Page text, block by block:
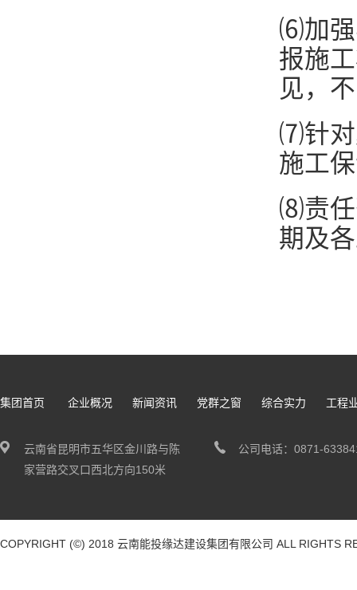
⑹加强
报施
见，
⑺针对
施工
⑻责任
期及
集团首页 企业概况 新闻资讯 党群之窗 综合实力 工程
云南省昆明市五华区金川路与陈
家营路交叉口西北方向150米
公司电话：0871-
COPYRIGHT (©) 2018 云南能投缘达建设集团有限公司 ALL RIGHTS